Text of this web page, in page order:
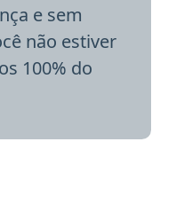
e sem
não estiver
100% do